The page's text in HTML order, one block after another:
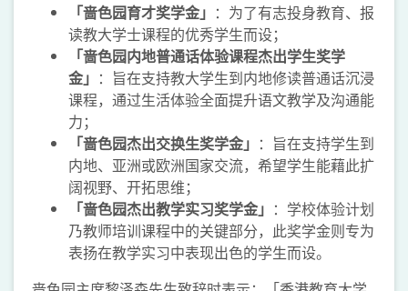
「啬色园育才奖学金」 ：为了有志投身教育、报
读教大学士课程的优秀学生而设；
「啬色园内地普通话体验课程杰出学生奖学
金」 ：旨在支持教大学生到内地修读普通话沉浸
课程，通过生活体验全面提升语文教学及沟通能
力；
「啬色园杰出交换生奖学金」 ：旨在支持学生到
内地、亚洲或欧洲国家交流，希望学生能藉此扩
阔视野、开拓思维；
「啬色园杰出教学实习奖学金」 ：学校体验计划
乃教师培训课程中的关键部分，此奖学金则专为
表扬在教学实习中表现出色的学生而设。